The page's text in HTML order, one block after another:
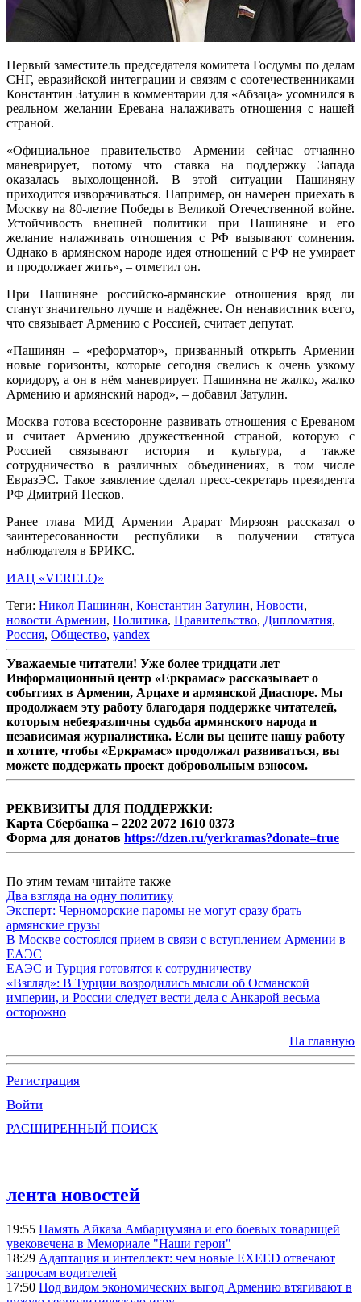
Первый заместитель председателя комитета Госдумы по делам
СНГ, евразийской интеграции и связям с соотечественниками
Константин Затулин в комментарии для «Абзаца» усомнился в
реальном желании Еревана налаживать отношения с нашей
страной.
«Официальное правительство Армении сейчас отчаянно
маневрирует, потому что ставка на поддержку Запада
оказалась выхолощенной. В этой ситуации Пашиняну
приходится изворачиваться. Например, он намерен приехать в
Москву на 80-летие Победы в Великой Отечественной войне.
Устойчивость внешней политики при Пашиняне и его
желание налаживать отношения с РФ вызывают сомнения.
Однако в армянском народе идея отношений с РФ не умирает
и продолжает жить», – отметил он.
При Пашиняне российско-армянские отношения вряд ли
станут значительно лучше и надёжнее. Он ненавистник всего,
что связывает Армению с Россией, считает депутат.
«Пашинян – «реформатор», призванный открыть Армении
новые горизонты, которые сегодня свелись к очень узкому
коридору, а он в нём маневрирует. Пашиняна не жалко, жалко
Армению и армянский народ», – добавил Затулин.
Москва готова всесторонне развивать отношения с Ереваном
и считает Армению дружественной страной, которую с
Россией связывают история и культура, а также
сотрудничество в различных объединениях, в том числе
ЕвразЭС. Такое заявление сделал пресс-секретарь президента
РФ Дмитрий Песков.
Ранее глава МИД Армении Арарат Мирзоян рассказал о
заинтересованности республики в получении статуса
наблюдателя в БРИКС.
ИАЦ «VERELQ»
Теги: Никол Пашинян, Константин Затулин, Новости,
новости Армении, Политика, Правительство, Дипломатия,
Россия, Общество, yandex
Уважаемые читатели! Уже более тридцати лет
Информационный центр «Еркрамас» рассказывает о
событиях в Армении, Арцахе и армянской Диаспоре. Мы
продолжаем эту работу благодаря поддержке читателей,
которым небезразличны судьба армянского народа и
независимая журналистика. Если вы цените нашу работу
и хотите, чтобы «Еркрамас» продолжал развиваться, вы
можете поддержать проект добровольным взносом.
РЕКВИЗИТЫ ДЛЯ ПОДДЕРЖКИ:
Карта Сбербанка – 2202 2072 1610 0373
Форма для донатов https://dzen.ru/yerkramas?donate=true
По этим темам читайте также
Два взгляда на одну политику
Эксперт: Черноморские паромы не могут сразу брать
армянские грузы
В Москве состоялся прием в связи с вступлением Армении в
ЕАЭС
ЕАЭС и Турция готовятся к сотрудничеству
«Взгляд»: В Турции возродились мысли об Османской
империи, и России следует вести дела с Анкарой весьма
осторожно
На главную
Регистрация
Войти
РАСШИРЕННЫЙ ПОИСК
лента новостей
19:55 Память Айказа Амбарцумяна и его боевых товарищей
увековечена в Мемориале "Наши герои"
18:29 Адаптация и интеллект: чем новые EXEED отвечают
запросам водителей
17:50 Под видом экономических выгод Армению втягивают в